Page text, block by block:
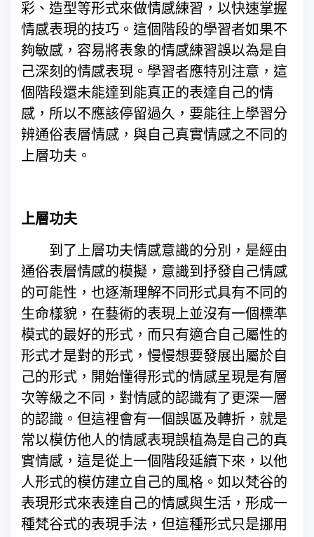
彩、造型等形式來做情感練習，以快速掌握
情感表現的技巧。這個階段的學習者如果不
夠敏感，容易將表象的情感練習誤以為是自
己深刻的情感表現。學習者應特別注意，這
個階段還未能達到能真正的表達自己的情
感，所以不應該停留過久，要能往上學習分
辨通俗表層情感，與自己真實情感之不同的
上層功夫。
上層功夫
到了上層功夫情感意識的分別，是經由
通俗表層情感的模擬，意識到抒發自己情感
的可能性，也逐漸理解不同形式具有不同的
生命樣貌，在藝術的表現上並沒有一個標準
模式的最好的形式，而只有適合自己屬性的
形式才是對的形式，慢慢想要發展出屬於自
己的形式，開始懂得形式的情感呈現是有層
次等級之不同，對情感的認識有了更深一層
的認識。但這裡會有一個誤區及轉折，就是
常以模仿他人的情感表現誤植為是自己的真
實情感，這是從上一個階段延續下來，以他
人形式的模仿建立自己的風格。如以梵谷的
表現形式來表達自己的情感與生活，形成一
種梵谷式的表現手法，但這種形式只是挪用